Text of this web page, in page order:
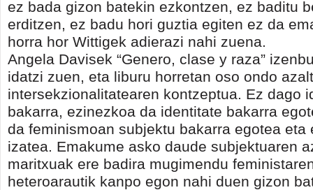
ez bada gizon batekin ezkontzen, ez baditu
erditzen, ez badu hori guztia egiten ez da
horra hor Wittigek adierazi nahi zuena.
Angela Davisek “Genero, clase y raza”
idatzi zuen, eta liburu horretan oso ondo
intersekzionalitatearen kontzeptua. Ez dago
bakarra, ezinezkoa da identitate bakarra
da feminismoan subjektu bakarra egotea eta
izatea. Emakume asko daude subjektuaren
maritxuak ere badira mugimendu
heteroarautik kanpo egon nahi duen gizon